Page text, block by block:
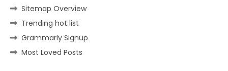
Sitemap Overview
Trending hot list
Grammarly Signup
Most Loved Posts